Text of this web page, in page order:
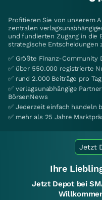
Profitieren Sie von unserem
zentralen
und fundierten Zugang in
strategische Entscheidungen
✅ Größte Finanz-Community
✅ über 550.000 registrierte
✅ rund 2.000 Beiträge pro Tag
✅ verlagsunabhängige
BörsenNews
✅ Jederzeit einfach handeln
✅ mehr als 25 Jahre
Jetzt
Ihre
Jetzt Depot bei